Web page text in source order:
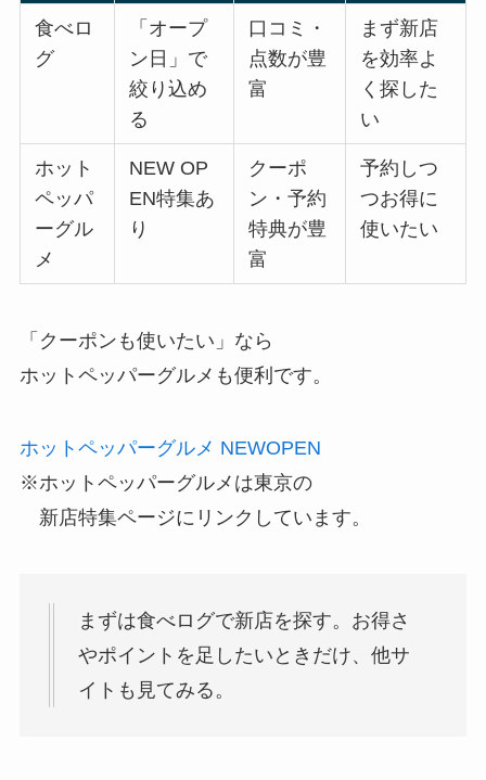
食べロ
グ
「オープ
ン日」で
絞り込め
る
口コミ・
点数が豊
富
まず新店
を効率よ
く探した
い
ホット
ペッパ
ーグル
メ
NEW OP
EN特集あ
り
クーポ
ン・予約
特典が豊
富
予約しつ
つお得に
使いたい
「クーポンも使いたい」なら
ホットペッパーグルメも便利です。
ホットペッパーグルメ NEWOPEN
※ホットペッパーグルメは東京の
新店特集ページにリンクしています。
まずは食べログで新店を探す。お得さ
やポイントを足したいときだけ、他サ
イトも見てみる。